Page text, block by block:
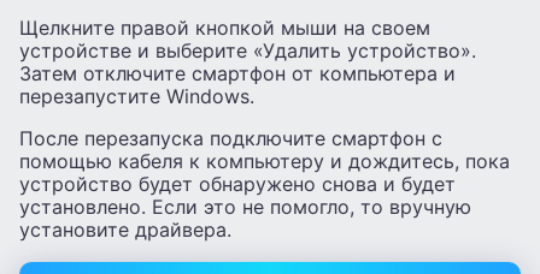
Щелкните правой кнопкой мыши на своем
устройстве и выберите «Удалить устройство».
Затем отключите смартфон от компьютера и
перезапустите Windows.
После перезапуска подключите смартфон с
помощью кабеля к компьютеру и дождитесь, пока
устройство будет обнаружено снова и будет
установлено. Если это не помогло, то вручную
установите драйвера.